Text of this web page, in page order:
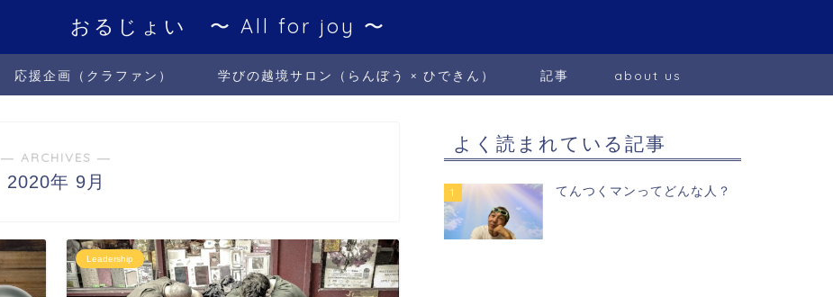
おるじょい 〜 All for joy 〜
応援企画（クラファン） 学びの越境サロン（らんぼう × ひできん） 記事 about us
― ARCHIVES ―
2020年 9月
Leadership
よく読まれている記事
1 てんつくマンってどんな人？